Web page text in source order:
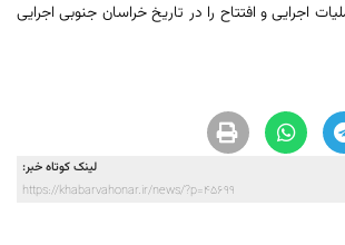
عملیات اجرایی و افتتاح را در تاریخ خراسان جنوبی اجرایی
لینک کوتاه خبر:
https://khabarvahonar.ir/news/?p=45699